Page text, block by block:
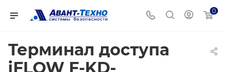
0
Терминал доступа
iFLOW F-KD-